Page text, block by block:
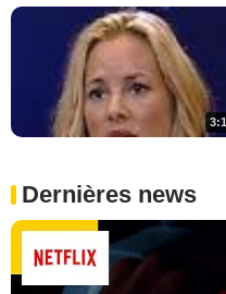
Dernières news